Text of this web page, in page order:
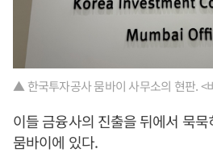
▲ 한국투자공사 뭄바이 사무소의 현판. <
이들 금융사의 진출을 뒤에서 묵
뭄바이에 있다.